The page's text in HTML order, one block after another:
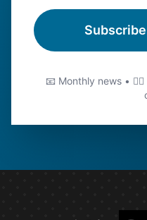
📧 Monthly news •